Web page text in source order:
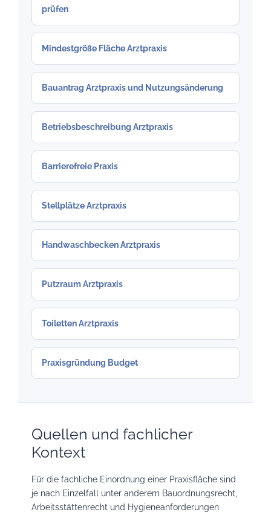
prüfen
Mindestgröße Fläche Arztpraxis
Bauantrag Arztpraxis und Nutzungsänderung
Betriebsbeschreibung Arztpraxis
Barrierefreie Praxis
Stellplätze Arztpraxis
Handwaschbecken Arztpraxis
Putzraum Arztpraxis
Toiletten Arztpraxis
Praxisgründung Budget
Quellen und fachlicher
Kontext
Für die fachliche Einordnung einer Praxisfläche sind
je nach Einzelfall unter anderem Bauordnungsrecht,
Arbeitsstättenrecht und Hygieneanforderungen